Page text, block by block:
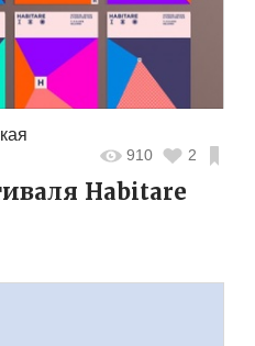
910 2
Habitare